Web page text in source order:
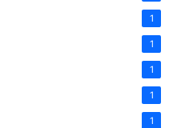
1
1
1
1
1